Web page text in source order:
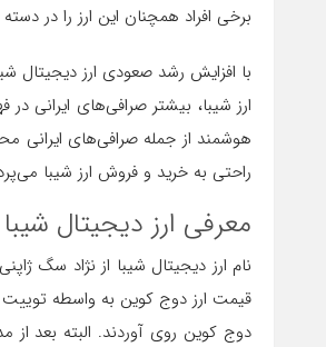
برخی افراد همچنان این ارز را در
با افزایش رشد صعودی ارز دیجیتال
ارز شیبا، بیشتر صرافی‌های ایرانی
هوشمند از جمله صرافی‌های ایرانی
راحتی به خرید و فروش ارز شیبا
معرفی ارز دیجیتال شیبا
نام ارز دیجیتال شیبا از نژاد سگ
قیمت ارز دوج کوین به واسطه
دوج کوین روی آوردند. البته بعد